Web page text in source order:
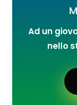
Ad un
nello